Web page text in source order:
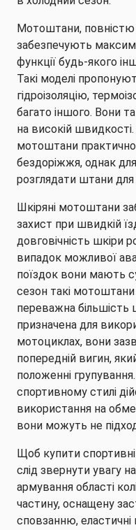
Мотоштани, повністю
забезпечують
функції будь-якого
Такі моделі
гідроізоляцію,
багато іншого. Вони
на високій
мотоштани практично
бездоріжжя, однак
розглядати штани
Шкіряні мотоштани
захист при швидкій
довговічність шкіри
випадок можливої
поїздок вони мають
сезон такі
переважна більшість
призначена для
мотоциклах, вони
попередній вигин,
положенні
спортивному стилі
використання на
вони можуть не
Щоб купити
слід звернути увагу
армування області
частину, оснащену
сповзанню,